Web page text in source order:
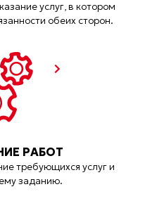
услуг, в котором
обеих сторон.
РАБОТ
требующихся услуг и
заданию.